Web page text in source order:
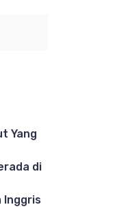
Yang
di
Inggris